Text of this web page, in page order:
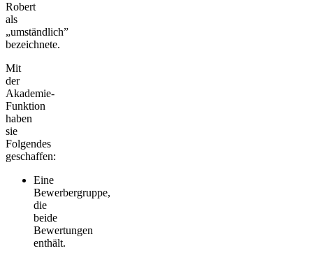
Robert
als
„umständlich”
bezeichnete.
Mit
der
Akademie-
Funktion
haben
sie
Folgendes
geschaffen:
Eine
Bewerbergruppe,
die
beide
Bewertungen
enthält.